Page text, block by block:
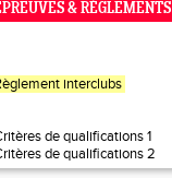
& RÈGLEMENTS
interclubs
de qualifications 1
de qualifications 2